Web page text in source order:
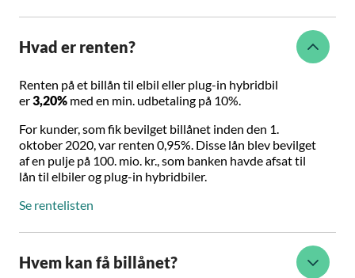
Hvad er renten?
Renten på et billån til elbil eller plug-in hybridbil
er3,20% med en min. udbetaling på 10%.
For kunder, som fik bevilget billånet inden den 1.
oktober 2020, var renten 0,95%. Disse lån blev bevilget
af en pulje på 100. mio. kr., som banken havde afsat til
lån til elbiler og plug-in hybridbiler.
Se rentelisten
Hvem kan få billånet?